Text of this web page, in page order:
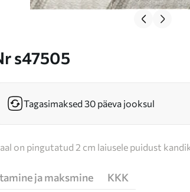
s47505
Tagasimaksed 30 päeva jooksul
on pingutatud 2 cm laiusele puidust
ja maksmine KKK